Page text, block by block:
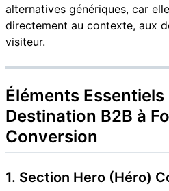
alternatives génériques, car
directement au contexte, aux
visiteur.
Éléments Essentiels
Destination B2B à
Conversion
1. Section Hero (Héro)